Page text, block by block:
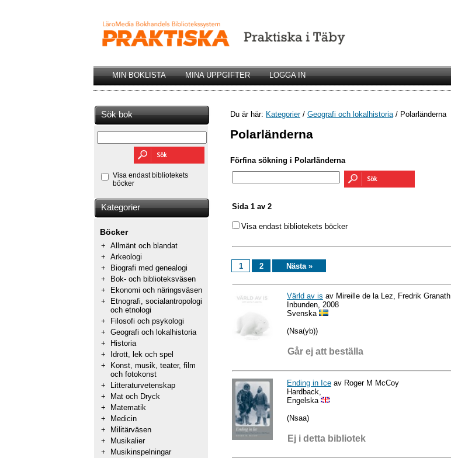
MIN BOKLISTA MINA UPPGIFTER LOGGA IN
Sök bok
Visa endast bibliotekets
böcker
Kategorier
Böcker
+ Allmänt och blandat
+ Arkeologi
+
Biografi med genealogi
+
Bok- och biblioteksväsen
+
Ekonomi och näringsväsen
+
Etnografi, socialantropologi
och etnologi
+
Filosofi och psykologi
+ Geografi och lokalhistoria
+
Historia
+
Idrott, lek och spel
+
Konst, musik, teater, film
och fotokonst
+
Litteraturvetenskap
+
Mat och Dryck
+
Matematik
+
Medicin
+
Militärväsen
+
Musikalier
+
Musikinspelningar
Du är här: Kategorier/ Geografi och lokalhistoria/ Polarländerna
Polarländerna
Förfina sökning i Polarländerna
Sida 1 av 2
Visa endast bibliotekets böcker
1 2 Nästa »
Värld av is av Mireille de la Lez, Fredrik Granath
Inbunden, 2008
Svenska
(Nsa(yb))
Går ej att beställa
Ending in Ice av Roger M McCoy
Hardback,
Engelska
(Nsaa)
Ej i detta bibliotek